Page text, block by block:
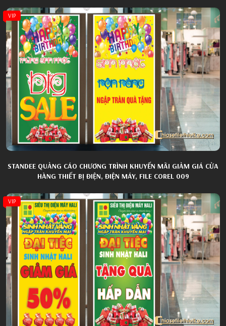
VIP
STANDEE QUẢNG CÁO CHƯƠNG TRÌNH KHUYẾN MÃI GIẢM GIÁ CỬA
HÀNG THIẾT BỊ ĐIỆN, ĐIỆN MÁY, FILE COREL 009
VIP